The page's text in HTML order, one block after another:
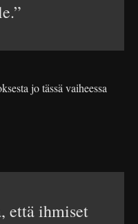
jo tässä vaiheessa
että ihmiset